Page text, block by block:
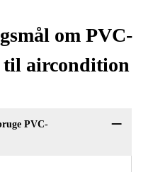
om PVC-
aircondition
PVC-